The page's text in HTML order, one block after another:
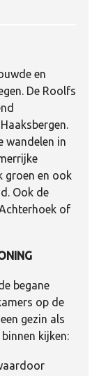
en
De Roolfs
wandelen in
groen en ook
Ook de
of
begane
op de
gezin als
kijken: